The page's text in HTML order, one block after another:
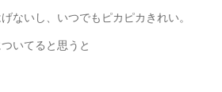
ないし、いつでもピカピカきれい。
いてると思うと